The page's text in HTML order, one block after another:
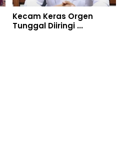
Kecam Keras Orgen
Tunggal Diiringi ...